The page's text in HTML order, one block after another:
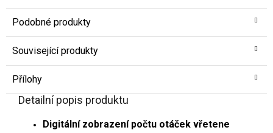
Podobné produkty
Související produkty
Přílohy
Detailní popis produktu
Digitální zobrazení počtu otáček vřetene